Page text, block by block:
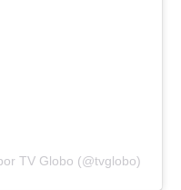
TV Globo (@tvglobo)